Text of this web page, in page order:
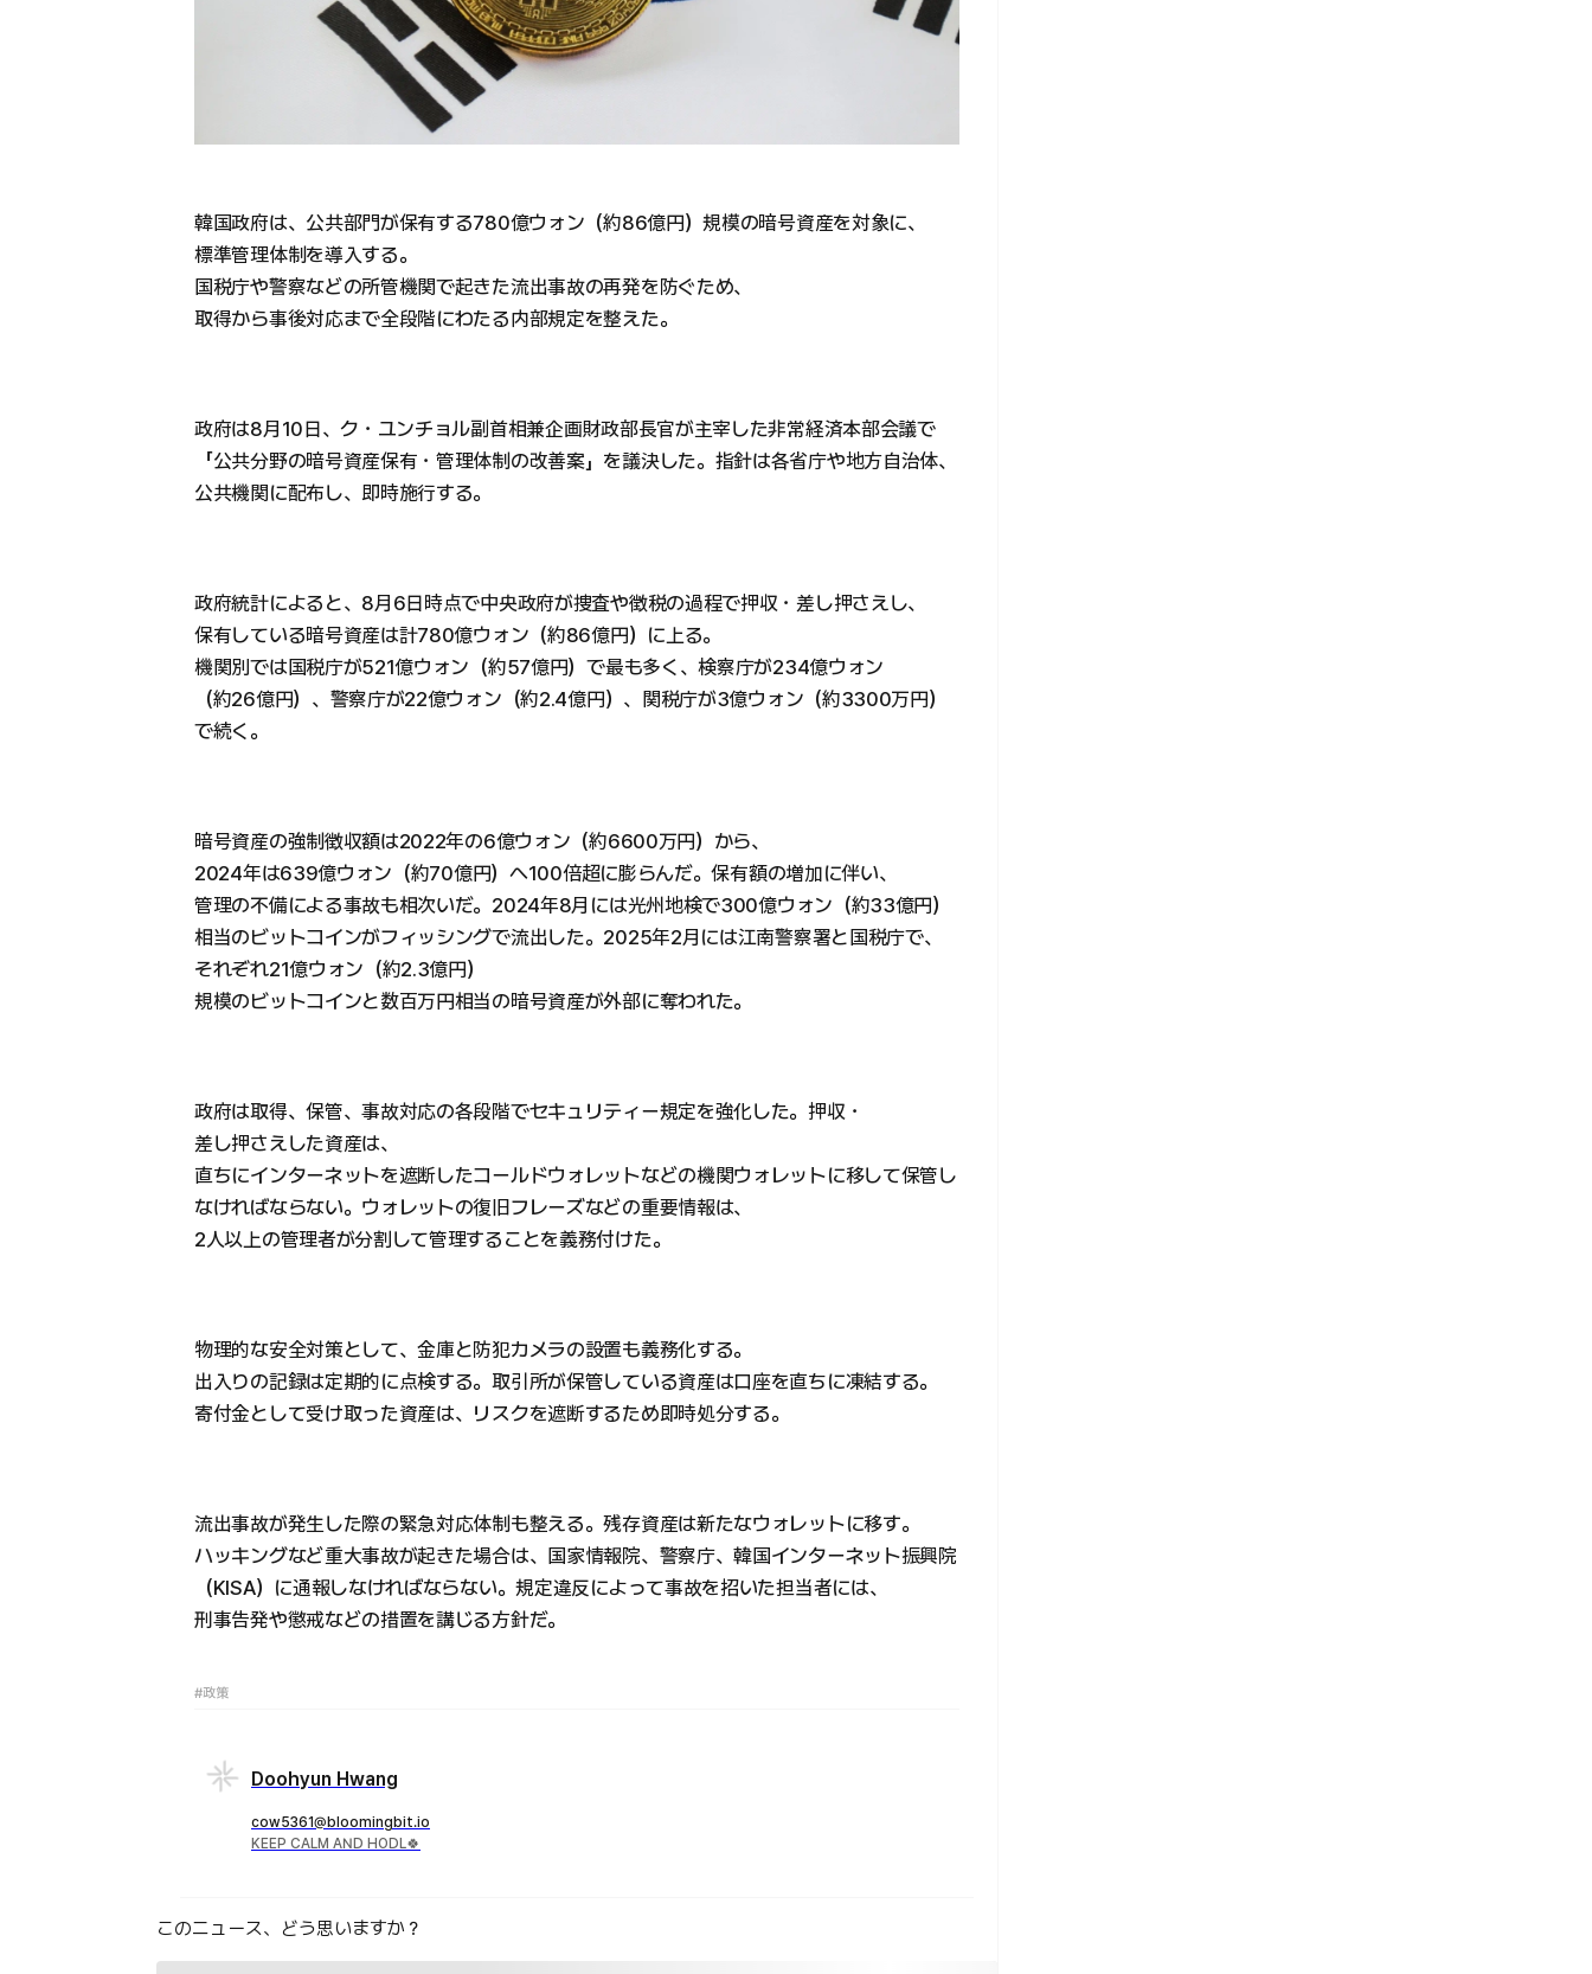
韓国政府は、公共部門が保有する780億ウォン（約86億円）規模の暗号資産を対象に、
標準管理体制を導入する。
国税庁や警察などの所管機関で起きた流出事故の再発を防ぐため、
取得から事後対応まで全段階にわたる内部規定を整えた。
政府は8月10日、ク・ユンチョル副首相兼企画財政部長官が主宰した非常経済本部会議で
「公共分野の暗号資産保有・管理体制の改善案」を議決した。指針は各省庁や地方自治体、
公共機関に配布し、即時施行する。
政府統計によると、8月6日時点で中央政府が捜査や徴税の過程で押収・差し押さえし、
保有している暗号資産は計780億ウォン（約86億円）に上る。
機関別では国税庁が521億ウォン（約57億円）で最も多く、検察庁が234億ウォン
（約26億円）、警察庁が22億ウォン（約2.4億円）、関税庁が3億ウォン（約3300万円）
で続く。
暗号資産の強制徴収額は2022年の6億ウォン（約6600万円）から、
2024年は639億ウォン（約70億円）へ100倍超に膨らんだ。保有額の増加に伴い、
管理の不備による事故も相次いだ。2024年8月には光州地検で300億ウォン（約33億円）
相当のビットコインがフィッシングで流出した。2025年2月には江南警察署と国税庁で、
それぞれ21億ウォン（約2.3億円）
規模のビットコインと数百万円相当の暗号資産が外部に奪われた。
政府は取得、保管、事故対応の各段階でセキュリティー規定を強化した。押収・
差し押さえした資産は、
直ちにインターネットを遮断したコールドウォレットなどの機関ウォレットに移して保管し
なければならない。ウォレットの復旧フレーズなどの重要情報は、
2人以上の管理者が分割して管理することを義務付けた。
物理的な安全対策として、金庫と防犯カメラの設置も義務化する。
出入りの記録は定期的に点検する。取引所が保管している資産は口座を直ちに凍結する。
寄付金として受け取った資産は、リスクを遮断するため即時処分する。
流出事故が発生した際の緊急対応体制も整える。残存資産は新たなウォレットに移す。
ハッキングなど重大事故が起きた場合は、国家情報院、警察庁、韓国インターネット振興院
（KISA）に通報しなければならない。規定違反によって事故を招いた担当者には、
刑事告発や懲戒などの措置を講じる方針だ。
#政策
Doohyun Hwang
cow5361@bloomingbit.io
KEEP CALM AND HODL🍀
このニュース、どう思いますか？